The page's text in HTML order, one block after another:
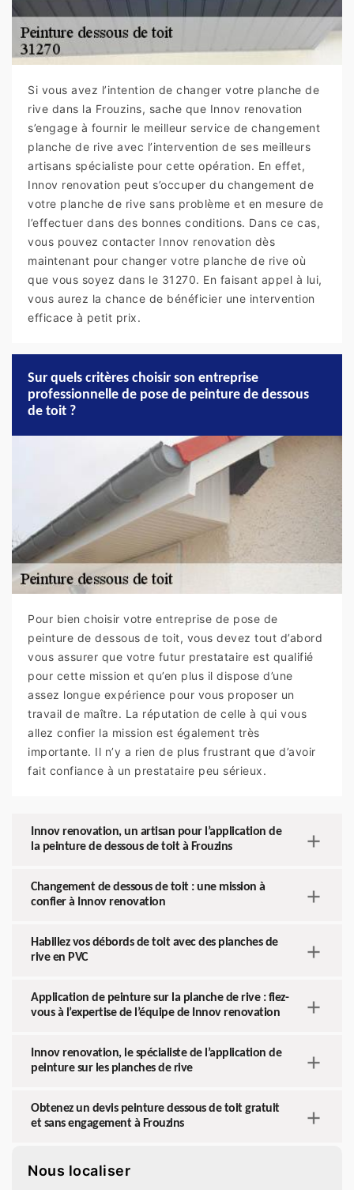
Si vous avez l’intention de changer votre planche de
rive dans la Frouzins, sache que Innov renovation
s’engage à fournir le meilleur service de changement
planche de rive avec l’intervention de ses meilleurs
artisans spécialiste pour cette opération. En effet,
Innov renovation peut s’occuper du changement de
votre planche de rive sans problème et en mesure de
l’effectuer dans des bonnes conditions. Dans ce cas,
vous pouvez contacter Innov renovation dès
maintenant pour changer votre planche de rive où
que vous soyez dans le 31270. En faisant appel à lui,
vous aurez la chance de bénéficier une intervention
efficace à petit prix.
Sur quels critères choisir son entreprise
professionnelle de pose de peinture de dessous
de toit ?
Pour bien choisir votre entreprise de pose de
peinture de dessous de toit, vous devez tout d’abord
vous assurer que votre futur prestataire est qualifié
pour cette mission et qu’en plus il dispose d’une
assez longue expérience pour vous proposer un
travail de maître. La réputation de celle à qui vous
allez confier la mission est également très
importante. Il n’y a rien de plus frustrant que d’avoir
fait confiance à un prestataire peu sérieux.
Innov renovation, un artisan pour l’application de
la peinture de dessous de toit à Frouzins
Changement de dessous de toit : une mission à
confier à Innov renovation
Habillez vos débords de toit avec des planches de
rive en PVC
Application de peinture sur la planche de rive : fiez-
vous à l’expertise de l’équipe de Innov renovation
Innov renovation, le spécialiste de l’application de
peinture sur les planches de rive
Obtenez un devis peinture dessous de toit gratuit
et sans engagement à Frouzins
Nous localiser